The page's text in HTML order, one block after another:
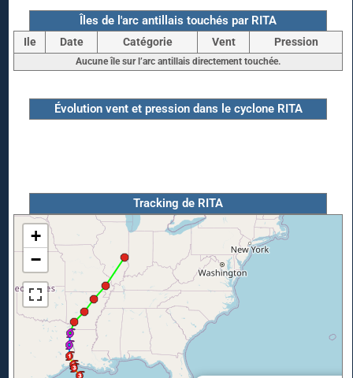
Îles de l'arc antillais touchés par RITA
Ile Date Catégorie Vent Pression
Aucune île sur l’arc antillais directement touchée.
Évolution vent et pression dans le cyclone RITA
Tracking de RITA
+
−